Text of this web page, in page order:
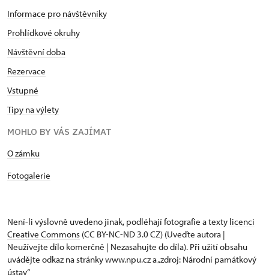
Informace pro návštěvníky
Prohlídkové okruhy
Návštěvní doba
Rezervace
Vstupné
Tipy na výlety
MOHLO BY VÁS ZAJÍMAT
​​​​​​O zámku
Fotogalerie
Není-li výslovně uvedeno jinak, podléhají fotografie a texty licenci
Creative Commons (CC BY-NC-ND 3.0 CZ) (Uveďte autora |
Neužívejte dílo komerčně | Nezasahujte do díla). Při užití obsahu
uvádějte odkaz na stránky www.npu.cz a „zdroj: Národní památkový
ústav“